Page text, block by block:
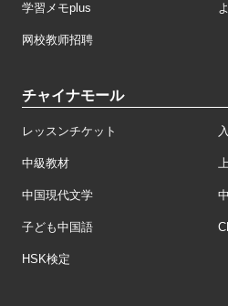
学習メモplus
网校教师招聘
チャイナモール
レッスンチケット
中級教材
中国現代文学
子ども中国語
HSK検定